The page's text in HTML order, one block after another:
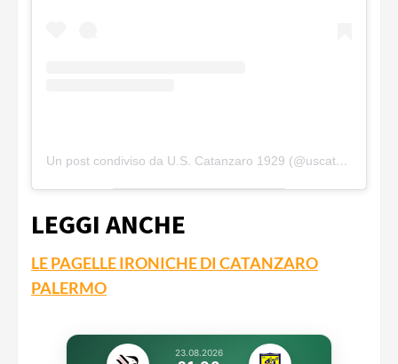
Un post condiviso da U.S. Catanzaro 1929 (@uscatanzaro1929official)
LEGGI ANCHE
LE PAGELLE IRONICHE DI CATANZARO
PALERMO
23.08.2026